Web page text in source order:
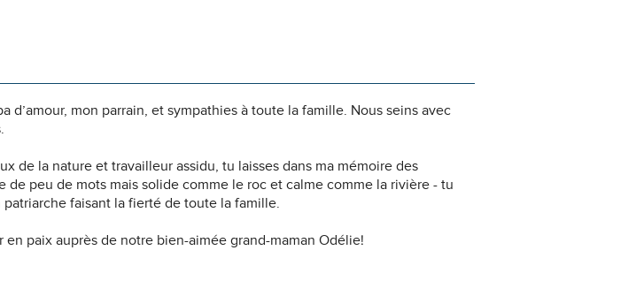
d’amour, mon parrain, et sympathies à toute la famille. Nous seins avec
de la nature et travailleur assidu, tu laisses dans ma mémoire des
de peu de mots mais solide comme le roc et calme comme la rivière - tu
faisant la fierté de toute la famille.
paix auprès de notre bien-aimée grand-maman Odélie!